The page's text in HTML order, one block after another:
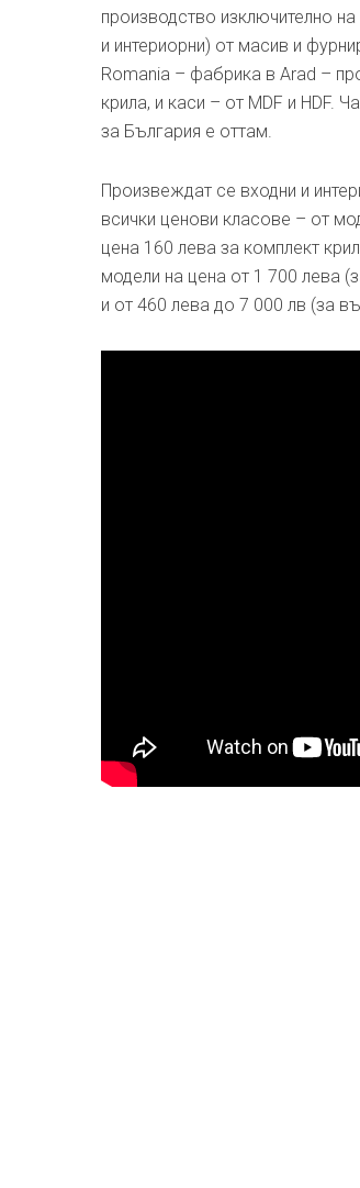
производство изключително на
и интериорни) от масив и
Romania – фабрика в Arad –
крила, и каси – от MDF и HDF.
за България е оттам.
Произвеждат се входни и
всички ценови класове – от
цена 160 лева за комплект
модели на цена от 1 700 лева
и от 460 лева до 7 000 лв (за